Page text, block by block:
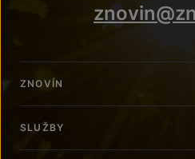
ZNOVÍN
SLUŽBY